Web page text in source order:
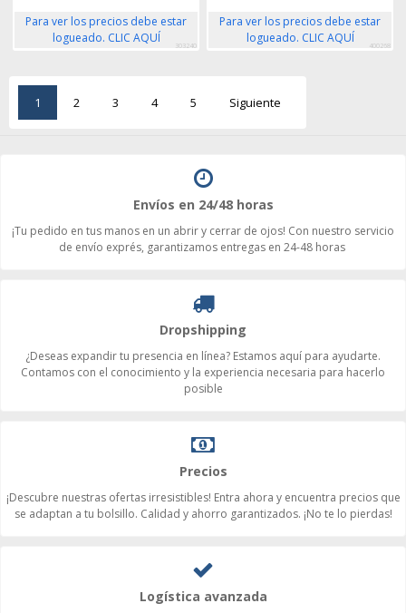
Para ver los precios debe estar
logueado. CLIC AQUÍ
303240
Para ver los precios debe estar
logueado. CLIC AQUÍ
400268
1 2 3 4 5 Siguiente
Envíos en 24/48 horas
¡Tu pedido en tus manos en un abrir y cerrar de ojos! Con nuestro servicio
de envío exprés, garantizamos entregas en 24-48 horas
Dropshipping
¿Deseas expandir tu presencia en línea? Estamos aquí para ayudarte.
Contamos con el conocimiento y la experiencia necesaria para hacerlo
posible
Precios
¡Descubre nuestras ofertas irresistibles! Entra ahora y encuentra precios que
se adaptan a tu bolsillo. Calidad y ahorro garantizados. ¡No te lo pierdas!
Logística avanzada